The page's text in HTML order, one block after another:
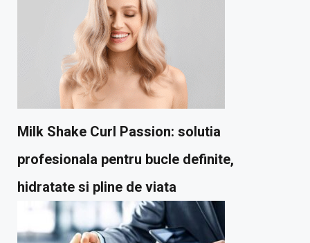
Milk Shake Curl Passion: solutia
profesionala pentru bucle definite,
hidratate si pline de viata